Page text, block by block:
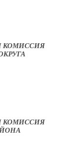
КОМИССИЯ
КОМИССИЯ